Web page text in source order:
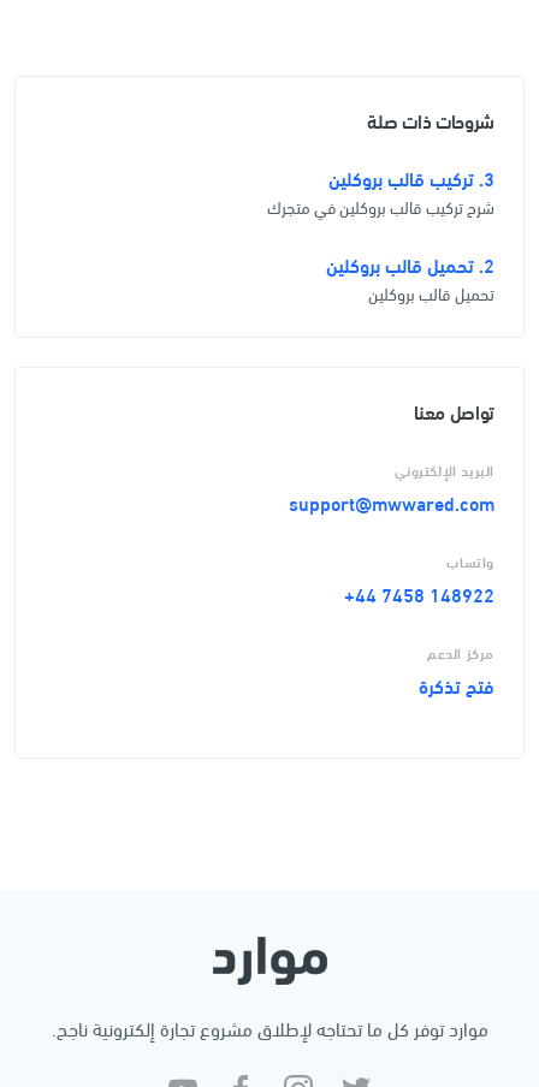
شروحات ذات صلة
3. تركيب قالب بروكلين
شرح تركيب قالب بروكلين في متجرك
2. تحميل قالب بروكلين
تحميل قالب بروكلين
تواصل معنا
البريد الإلكتروني
support@mwwared.com
واتساب
+44 7458 148922
مركز الدعم
فتح تذكرة
موارد توفر كل ما تحتاجه لإطلاق مشروع تجارة إلكترونية ناجح.